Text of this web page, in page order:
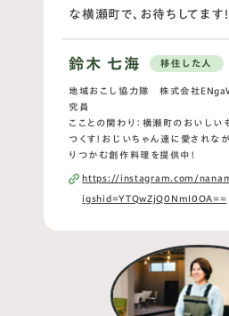
な横瀬町で、お待ちしてます！
鈴木 七海 移住した人
地域おこし協力隊 株式会社
究員
こことの関わり：横瀬町のおいしい
つくす！おじいちゃん達に愛されな
りつかむ創作料理を提供中！
https://instagram.com/
igshid=YTQwZjQ0NmI0OA==